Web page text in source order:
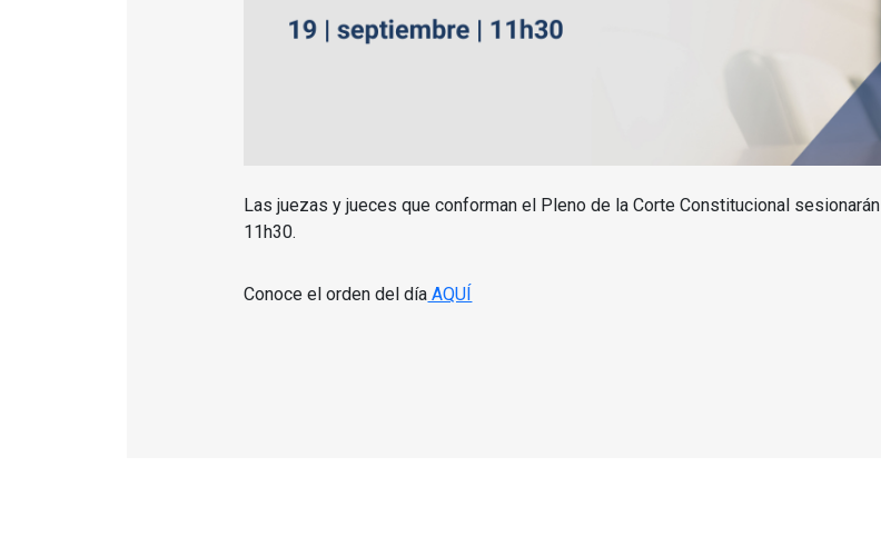
Las juezas y jueces que conforman el Pleno de la Corte Constitucional
11h30.
Conoce el orden del día AQUÍ